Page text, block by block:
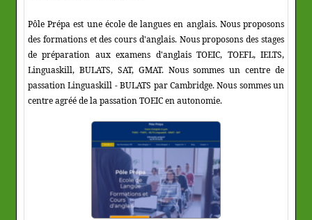
Pôle Prépa est une école de langues en anglais. Nous proposons
des formations et des cours d'anglais. Nous proposons des stages
de préparation aux examens d'anglais TOEIC, TOEFL, IELTS,
Linguaskill, BULATS, SAT, GMAT. Nous sommes un centre de
passation Linguaskill - BULATS par Cambridge. Nous sommes un
centre agréé de la passation TOEIC en autonomie.